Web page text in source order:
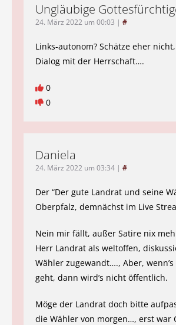
Ungläubige
24. März 2022 um 00:03 | #
Links-autonom? Schätze eher
Dialog mit der Herrschaft….
0
0
Daniela
24. März 2022 um 03:34 | #
Der “Der gute Landrat und seine
Oberpfalz, demnächst im Live
Nein mir fällt, außer Satire nix
Herr Landrat als weltoffen,
Wähler zugewandt…., Aber,
geht, dann wird’s nicht öffentlich.
Möge der Landrat doch bitte
die Wähler von morgen…, erst war